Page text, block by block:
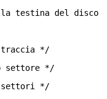
testina del disco
traccia */
settore */
settori */